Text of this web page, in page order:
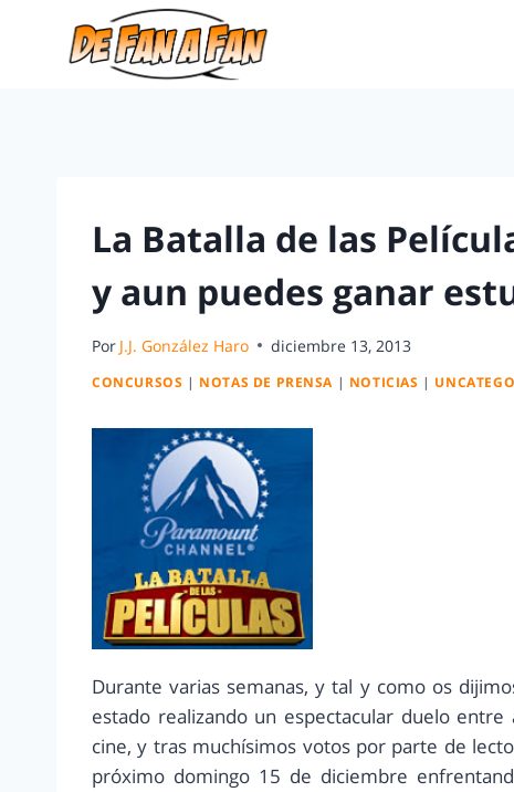
La Batalla de las
y aun puedes ganar
Por J.J. González Haro diciembre 13, 2013
CONCURSOS | NOTAS DE PRENSA | NOTICIAS |
Durante varias semanas, y tal y como os
estado realizando un espectacular duelo
cine, y tras muchísimos votos por parte de
próximo domingo 15 de diciembre